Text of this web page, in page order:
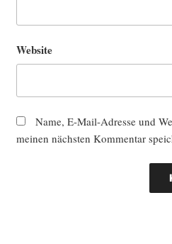
Website
Name, E-Mail-Adresse und
meinen nächsten Kommentar